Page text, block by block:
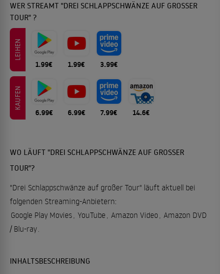
WER STREAMT "DREI SCHLAPPSCHWÄNZE AUF GROSSER T
OUR" ?
LEIHEN
1.99€ 1.99€ 3.99€
KAUFEN
6.99€ 6.99€ 7.99€ 14.6€
WO LÄUFT "DREI SCHLAPPSCHWÄNZE AUF GROSSER T
OUR"?
"Drei Schlappschwänze auf großer Tour" läuft aktuell bei
folgenden Streaming-Anbietern:
Google Play Movies, YouTube , Amazon Video , Amazon DVD
/ Blu-ray.
INHALTSBESCHREIBUNG